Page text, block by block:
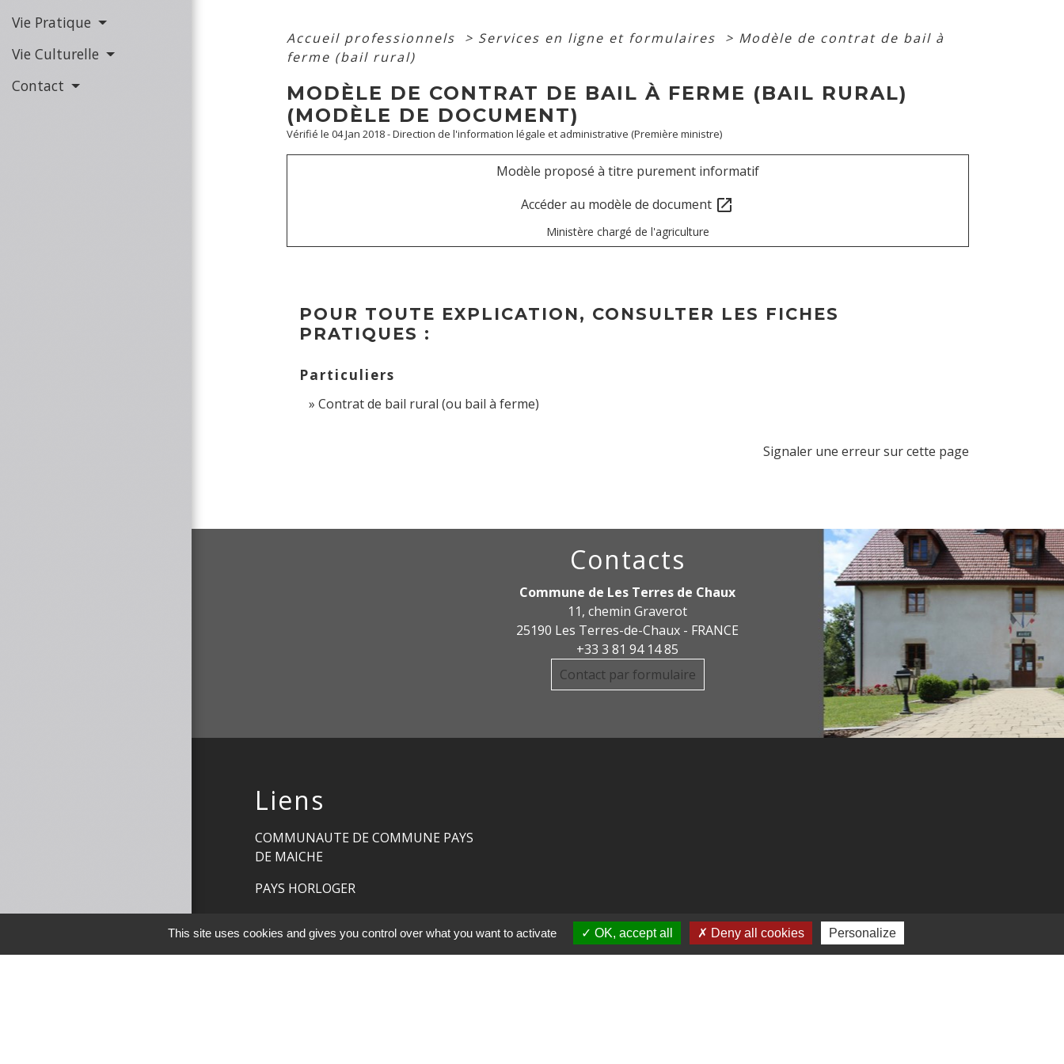
Vie Pratique
Vie Culturelle
Contact
Accueil professionnels > Services en ligne et formulaires > Modèle de contrat de bail à
ferme (bail rural)
MODÈLE DE CONTRAT DE BAIL À FERME (BAIL RURAL)
(MODÈLE DE DOCUMENT)
Vérifié le 04 Jan 2018 - Direction de l'information légale et administrative (Première ministre)
Modèle proposé à titre purement informatif
Accéder au modèle de document open_in_new
Ministère chargé de l'agriculture
POUR TOUTE EXPLICATION, CONSULTER LES FICHES
PRATIQUES :
Particuliers
Contrat de bail rural (ou bail à ferme)
Signaler une erreur sur cette page
Contacts
Commune de Les Terres de Chaux
11, chemin Graverot
25190 Les Terres-de-Chaux - FRANCE
+33 3 81 94 14 85
Contact par formulaire
Liens
COMMUNAUTE DE COMMUNE PAYS
DE MAICHE
PAYS HORLOGER
DEMARCHES EN LIGNE
This site uses cookies and gives you control over what you want to activate OK, accept all Deny all cookies Personalize